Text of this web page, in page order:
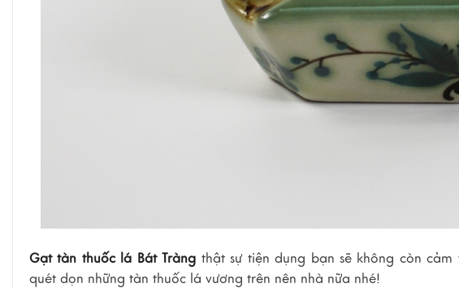
Gạt tàn thuốc lá Bát Tràng thật sự tiện dụng bạn sẽ không còn
quét dọn những tàn thuốc lá vương trên nên nhà nữa nhé!